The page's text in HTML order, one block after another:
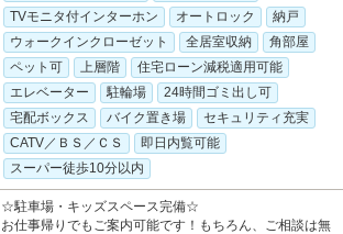
TVモニタ付インターホン
オートロック
納戸
ウォークインクローゼット
全居室収納
角部屋
ペット可
上層階
住宅ローン減税適用可能
エレベーター
駐輪場
24時間ゴミ出し可
宅配ボックス
バイク置き場
セキュリティ充実
CATV／ＢＳ／ＣＳ
即日内覧可能
スーパー徒歩10分以内
☆駐車場・キッズスペース完備☆
お仕事帰りでもご案内可能です！もちろん、ご相談は無